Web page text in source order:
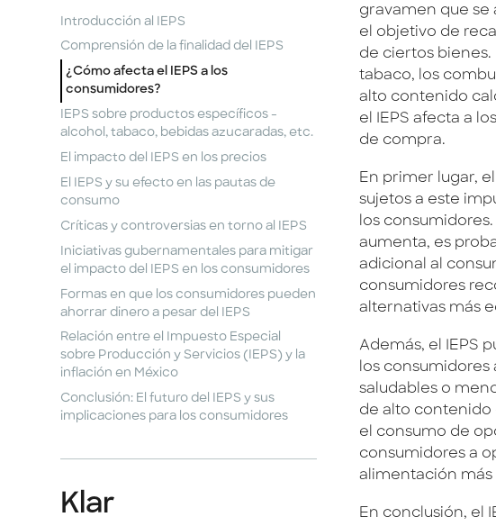
Introducción al IEPS
Comprensión de la finalidad del IEPS
¿Cómo afecta el IEPS a los
consumidores?
IEPS sobre productos específicos -
alcohol, tabaco, bebidas azucaradas, etc.
El impacto del IEPS en los precios
El IEPS y su efecto en las pautas de
consumo
Críticas y controversias en torno al IEPS
Iniciativas gubernamentales para mitigar
el impacto del IEPS en los consumidores
Formas en que los consumidores pueden
ahorrar dinero a pesar del IEPS
Relación entre el Impuesto Especial
sobre Producción y Servicios (IEPS) y la
inflación en México
Conclusión: El futuro del IEPS y sus
implicaciones para los consumidores
Klar
gravamen que se
el objetivo de
de ciertos bienes.
tabaco, los
alto contenido
el IEPS afecta a
de compra.
En primer lugar,
sujetos a este
los
aumenta, es
adicional al
consumidores
alternativas más
Además, el IEPS
los
saludables o
de alto contenido
el consumo de
consumidores a
alimentación más
En conclusión, el